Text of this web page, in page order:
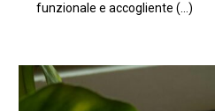
funzionale e accogliente (…)